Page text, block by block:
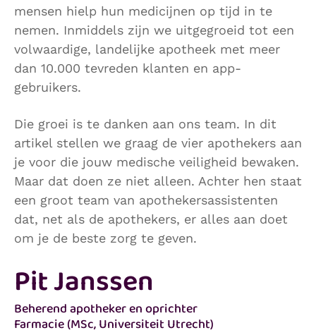
mensen hielp hun medicijnen op tijd in te
nemen. Inmiddels zijn we uitgegroeid tot een
volwaardige, landelijke apotheek met meer
dan 10.000 tevreden klanten en app-
gebruikers.
Die groei is te danken aan ons team. In dit
artikel stellen we graag de vier apothekers aan
je voor die jouw medische veiligheid bewaken.
Maar dat doen ze niet alleen. Achter hen staat
een groot team van apothekersassistenten
dat, net als de apothekers, er alles aan doet
om je de beste zorg te geven.
Pit Janssen
Beherend apotheker en oprichter
Farmacie (MSc, Universiteit Utrecht)